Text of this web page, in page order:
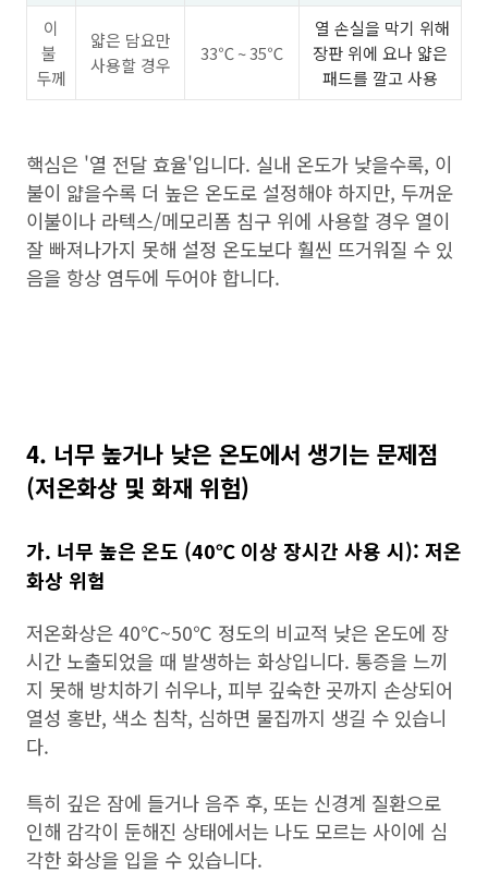
이
불
두께
얇은 담요만
사용할 경우
33℃ ~ 35℃
열 손실을 막기 위해
장판 위에 요나 얇은
패드를 깔고 사용
핵심은 '열 전달 효율'입니다. 실내 온도가 낮을수록, 이
불이 얇을수록 더 높은 온도로 설정해야 하지만, 두꺼운
이불이나 라텍스/메모리폼 침구 위에 사용할 경우 열이
잘 빠져나가지 못해 설정 온도보다 훨씬 뜨거워질 수 있
음을 항상 염두에 두어야 합니다.
4. 너무 높거나 낮은 온도에서 생기는 문제점
(저온화상 및 화재 위험)
가. 너무 높은 온도 (40℃ 이상 장시간 사용 시): 저온
화상 위험
저온화상은 40℃~50℃ 정도의 비교적 낮은 온도에 장
시간 노출되었을 때 발생하는 화상입니다. 통증을 느끼
지 못해 방치하기 쉬우나, 피부 깊숙한 곳까지 손상되어
열성 홍반, 색소 침착, 심하면 물집까지 생길 수 있습니
다.
특히 깊은 잠에 들거나 음주 후, 또는 신경계 질환으로
인해 감각이 둔해진 상태에서는 나도 모르는 사이에 심
각한 화상을 입을 수 있습니다.